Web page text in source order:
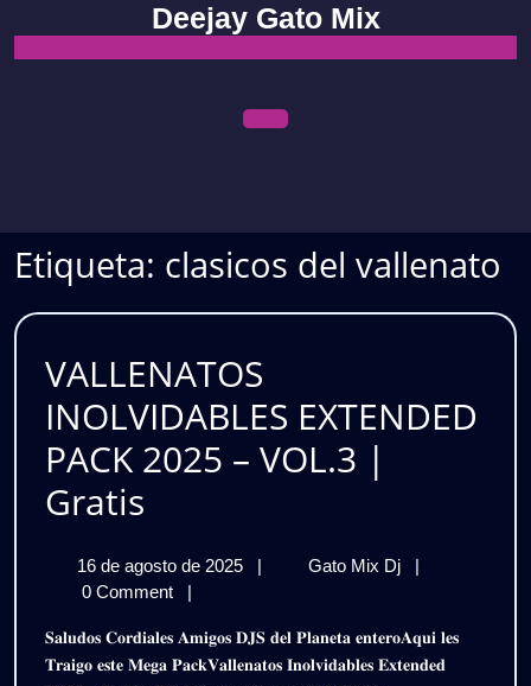
content
Deejay Gato Mix
Etiqueta: clasicos del vallenato
VALLENATOS
INOLVIDABLES EXTENDED
PACK 2025 – VOL.3 |
Gratis
EXTENDED
PACK
2025
16 de agosto de 2025
16
de
2025
| Gato Mix Dj
VALLENATOS
PACK
2025
|
0 Comment
|
𝐒𝐚𝐥𝐮𝐝𝐨𝐬 𝐂𝐨𝐫𝐝𝐢𝐚𝐥𝐞𝐬 𝐀𝐦𝐢𝐠𝐨𝐬 𝐃𝐉𝐒 𝐝𝐞𝐥 𝐏𝐥𝐚𝐧𝐞𝐭𝐚 𝐞𝐧𝐭𝐞𝐫𝐨𝐀𝐪𝐮𝐢 𝐥𝐞𝐬
𝐓𝐫𝐚𝐢𝐠𝐨 𝐞𝐬𝐭𝐞 𝐌𝐞𝐠𝐚 𝐏𝐚𝐜𝐤𝐕𝐚𝐥𝐥𝐞𝐧𝐚𝐭𝐨𝐬 𝐈𝐧𝐨𝐥𝐯𝐢𝐝𝐚𝐛𝐥𝐞𝐬 𝐄𝐱𝐭𝐞𝐧𝐝𝐞𝐝